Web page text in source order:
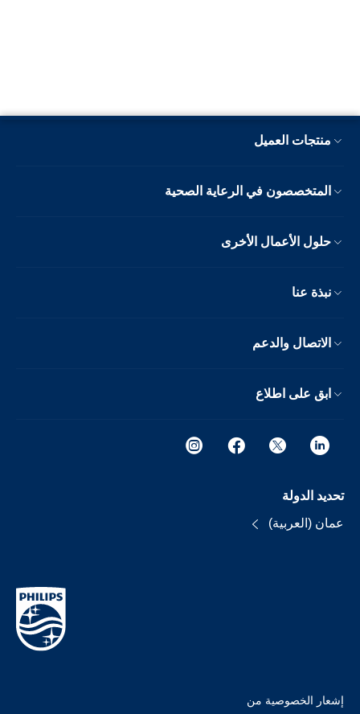
منتجات العميل
المتخصصون في الرعاية الصحية
حلول الأعمال الأخرى
نبذة عنا
الاتصال والدعم
ابق على اطلاع
تحديد الدولة
عمان (العربية)
إشعار الخصوصية من